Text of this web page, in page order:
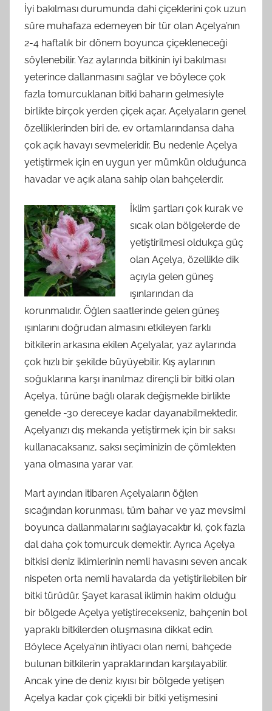
İyi bakılması durumunda dahi çiçeklerini çok uzun
süre muhafaza edemeyen bir tür olan Açelya’nın
2-4 haftalık bir dönem boyunca çiçekleneceği
söylenebilir. Yaz aylarında bitkinin iyi bakılması
yeterince dallanmasını sağlar ve böylece çok
fazla tomurcuklanan bitki baharın gelmesiyle
birlikte birçok yerden çiçek açar. Açelyaların genel
özelliklerinden biri de, ev ortamlarındansa daha
çok açık havayı sevmeleridir. Bu nedenle Açelya
yetiştirmek için en uygun yer mümkün olduğunca
havadar ve açık alana sahip olan bahçelerdir.
İklim şartları çok kurak ve
sıcak olan bölgelerde de
yetiştirilmesi oldukça güç
olan Açelya, özellikle dik
açıyla gelen güneş
ışınlarından da
korunmalıdır. Öğlen saatlerinde gelen güneş
ışınlarını doğrudan almasını etkileyen farklı
bitkilerin arkasına ekilen Açelyalar, yaz aylarında
çok hızlı bir şekilde büyüyebilir. Kış aylarının
soğuklarına karşı inanılmaz dirençli bir bitki olan
Açelya, türüne bağlı olarak değişmekle birlikte
genelde -30 dereceye kadar dayanabilmektedir.
Açelyanızı dış mekanda yetiştirmek için bir saksı
kullanacaksanız, saksı seçiminizin de çömlekten
yana olmasına yarar var.
Mart ayından itibaren Açelyaların öğlen
sıcağından korunması, tüm bahar ve yaz mevsimi
boyunca dallanmalarını sağlayacaktır ki, çok fazla
dal daha çok tomurcuk demektir. Ayrıca Açelya
bitkisi deniz iklimlerinin nemli havasını seven ancak
nispeten orta nemli havalarda da yetiştirilebilen bir
bitki türüdür. Şayet karasal iklimin hakim olduğu
bir bölgede Açelya yetiştirecekseniz, bahçenin bol
yapraklı bitkilerden oluşmasına dikkat edin.
Böylece Açelya’nın ihtiyacı olan nemi, bahçede
bulunan bitkilerin yapraklarından karşılayabilir.
Ancak yine de deniz kıyısı bir bölgede yetişen
Açelya kadar çok çiçekli bir bitki yetişmesini